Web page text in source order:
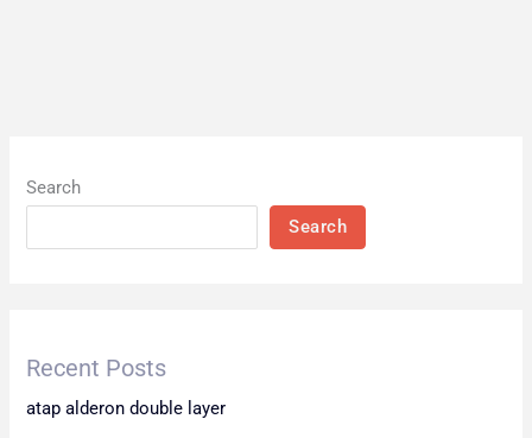
Search
Search
Recent Posts
atap alderon double layer